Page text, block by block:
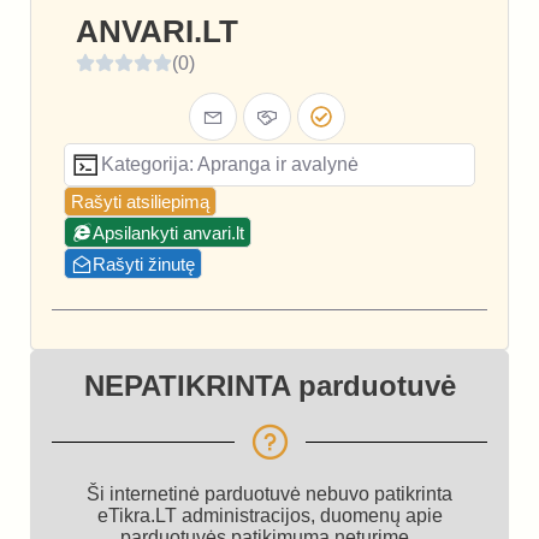
ANVARI.LT
(0)
Kategorija: Apranga ir avalynė
Rašyti atsiliepimą
Apsilankyti anvari.lt
Rašyti žinutę
NEPATIKRINTA parduotuvė
Ši internetinė parduotuvė nebuvo patikrinta
eTikra.LT administracijos, duomenų apie